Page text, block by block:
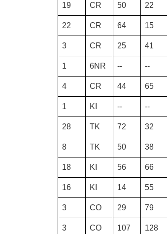
19 CR 50 22
22 CR 64 15
3 CR 25 41
1 6NR -- --
4 CR 44 65
1 KI -- --
28 TK 72 32
8 TK 50 38
18 KI 56 66
16 KI 14 55
3 CO 29 79
3 CO 107 128